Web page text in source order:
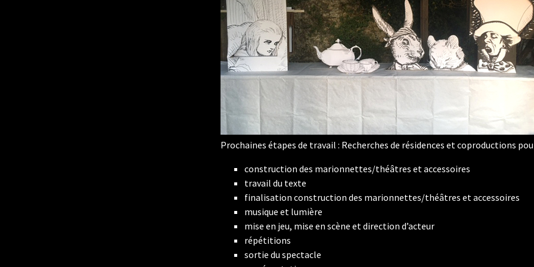
Prochaines étapes de travail : Recherches de résidences et coproductions
construction des marionnettes/théâtres et accessoires
travail du texte
finalisation construction des marionnettes/théâtres et accessoires
musique et lumière
mise en jeu, mise en scène et direction d’acteur
répétitions
sortie du spectacle